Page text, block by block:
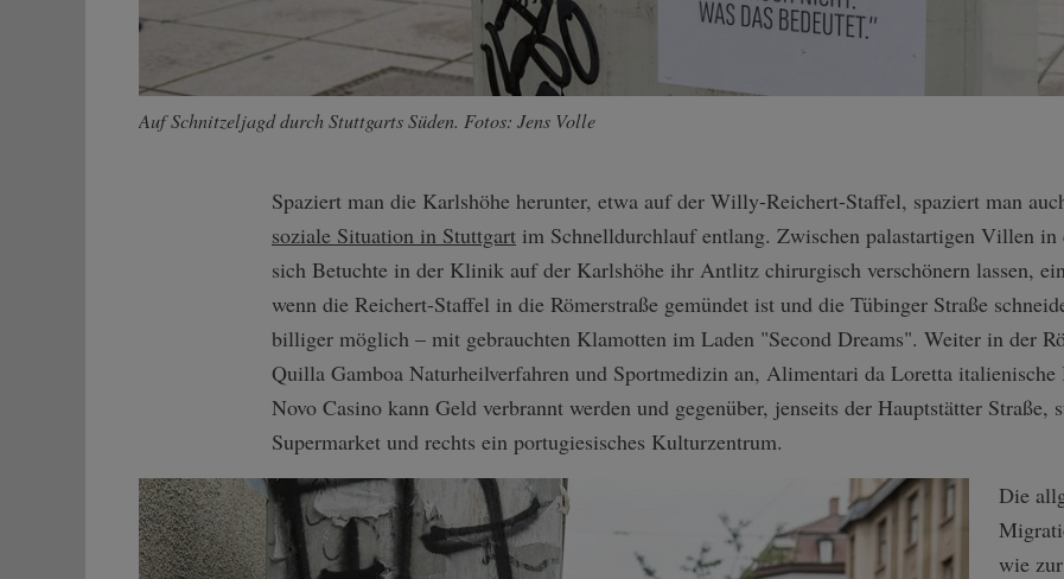
Auf Schnitzeljagd durch Stuttgarts Süden. Fotos: Jens Volle
Spaziert man die Karlshöhe herunter, etwa auf der Willy-Reichert-Staffel, spaziert man
soziale Situation in Stuttgart im Schnelldurchlauf entlang. Zwischen palastartigen Villen in
sich Betuchte in der Klinik auf der Karlshöhe ihr Antlitz chirurgisch verschönern lassen,
wenn die Reichert-Staffel in die Römerstraße gemündet ist und die Tübinger Straße
billiger möglich – mit gebrauchten Klamotten im Laden "Second Dreams". Weiter in der
Quilla Gamboa Naturheilverfahren und Sportmedizin an, Alimentari da Loretta
Novo Casino kann Geld verbrannt werden und gegenüber, jenseits der Hauptstätter
Supermarket und rechts ein portugiesisches Kulturzentrum.
Die
wie